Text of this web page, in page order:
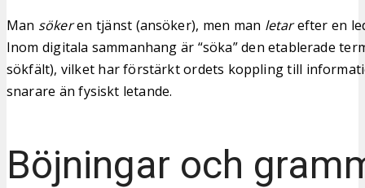
Man sökeren tjänst (ansöker), men man letarefter en
Inom digitala sammanhang är “söka” den etablerade
sökfält), vilket har förstärkt ordets koppling till
snarare än fysiskt letande.
Böjningar och